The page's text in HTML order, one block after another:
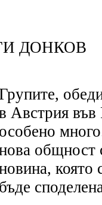
ДОНКОВ
Австрия във
особено
общност
която
бъде